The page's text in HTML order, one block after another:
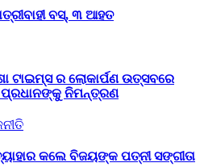
ବସ୍‌, ୩ ଆହତ
ଟାଇମ୍ସ ର ଲୋକାର୍ପଣ ଉତ୍ସବରେ
ପ୍ରଧାନଙ୍କୁ ନିମନ୍ତ୍ରଣ
କଲେ ବିଜୟଙ୍କ ପତ୍ନୀ ସଙ୍ଗୀତା